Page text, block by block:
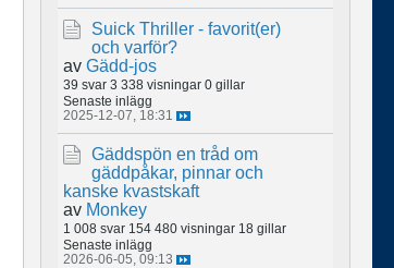
Suick Thriller - favorit(er)
och varför?
av Gädd-jos
39 svar 3 338 visningar 0 gillar
Senaste inlägg
2025-12-07, 18:31
Gäddspön en tråd om
gäddpåkar, pinnar och
kanske kvastskaft
av Monkey
1 008 svar 154 480 visningar 18 gillar
Senaste inlägg
2026-06-05, 09:13